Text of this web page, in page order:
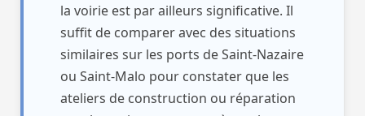
la voirie est par ailleurs significative. Il
suffit de comparer avec des situations
similaires sur les ports de Saint-Nazaire
ou Saint-Malo pour constater que les
ateliers de construction ou réparation